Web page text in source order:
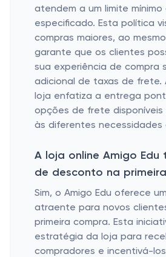
atendem a um limite mínimo
especificado. Esta política
compras maiores, ao
garante que os clientes
sua experiência de compra
adicional de taxas de frete.
loja enfatiza a entrega
opções de frete
às diferentes necessidades
A loja online Amigo Edu
de desconto na
Sim, o Amigo Edu oferece
atraente para novos
primeira compra. Esta
estratégia da loja para
compradores e incentivá-